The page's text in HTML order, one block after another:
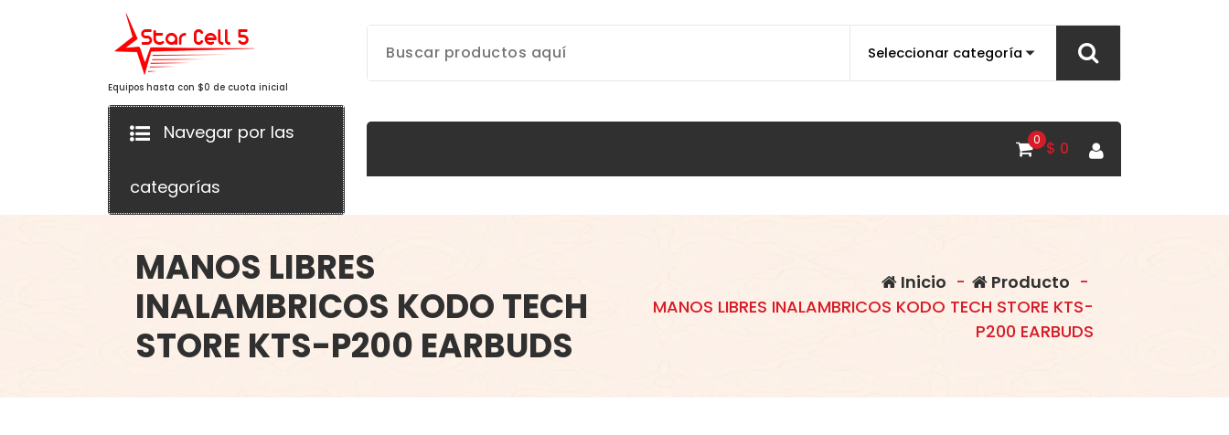
Equipos hasta con $0 de cuota inicial
Navegar por las
categorías
0 $ 0
MANOS LIBRES
INALAMBRICOS KODO TECH
STORE KTS-P200 EARBUDS
Inicio - Producto -
MANOS LIBRES INALAMBRICOS KODO TECH STORE KTS-
P200 EARBUDS